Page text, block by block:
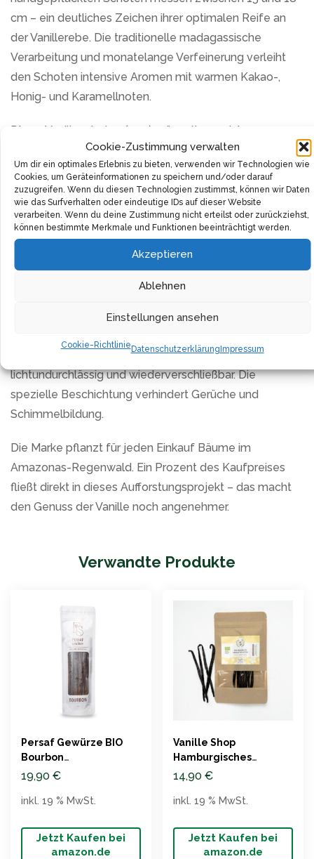
Cookie-Zustimmung verwalten
Um dir ein optimales Erlebnis zu bieten, verwenden wir Technologien wie
Cookies, um Geräteinformationen zu speichern und/oder darauf
zuzugreifen. Wenn du diesen Technologien zustimmst, können wir Daten
wie das Surfverhalten oder eindeutige IDs auf dieser Website
verarbeiten. Wenn du deine Zustimmung nicht erteilst oder zurückziehst,
können bestimmte Merkmale und Funktionen beeinträchtigt werden.
Akzeptieren
Ablehnen
Einstellungen ansehen
Cookie-RichtlinieDatenschutzerklärungImpressum
cm – ein deutliches Zeichen ihrer optimalen Reife an
der Vanillerebe. Die traditionelle madagassische
Verarbeitung und monatelange Verfeinerung verleiht
den Schoten intensive Aromen mit warmen Kakao-,
Honig- und Karamellnoten.
Die 15 Vanilleschoten (50g) präsentieren sich
geschmeidig in einem satten Braunton bis hin zu
Schwarz. Die weiche, glänzende Beschaffenheit zeugt
von ihrer Frische und Qualität.
Mit ihrem intensiven Geschmack eignen sich die Bio-
Vanilleschoten perfekt für Kuchen, Pfannkuchen,
Muffins, Marmeladen und Desserts. Auch Cocktails
erhalten durch die Vanille eine raffinierte Note.
Der mitgelieferte FreshZIP-Beutel wurde speziell
Jahre lang optimal zu schützen. Er ist luftdicht,
lichtundurchlässig und wiederverschließbar. Die
spezielle Beschichtung verhindert Gerüche und
Schimmelbildung.
Die Marke pflanzt für jeden Einkauf Bäume im
Amazonas-Regenwald. Ein Prozent des Kaufpreises
fließt direkt in dieses Aufforstungsprojekt – das macht
den Genuss der Vanille noch angenehmer.
Verwandte Produkte
Persaf Gewürze BIO
Bourbon
Vanilleschoten
Madagaskar
19,90 €
Jetzt Kaufen bei
amazon.de
inkl. 19 % MwSt.
‎Vanille Shop
Hamburgisches
Genusskontor Bio
Vanilleschoten
Madagaskar
14,90 €
Jetzt Kaufen bei
amazon.de
inkl. 19 % MwSt.